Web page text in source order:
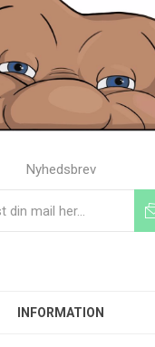
Nyhedsbrev
INFORMATION